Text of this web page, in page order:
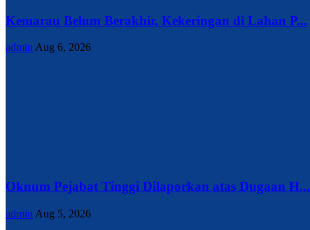
Kemarau Belum Berakhir, Kekeringan di Lahan P...
admin Aug 6, 2026
Oknum Pejabat Tinggi Dilaporkan atas Dugaan H...
admin Aug 5, 2026